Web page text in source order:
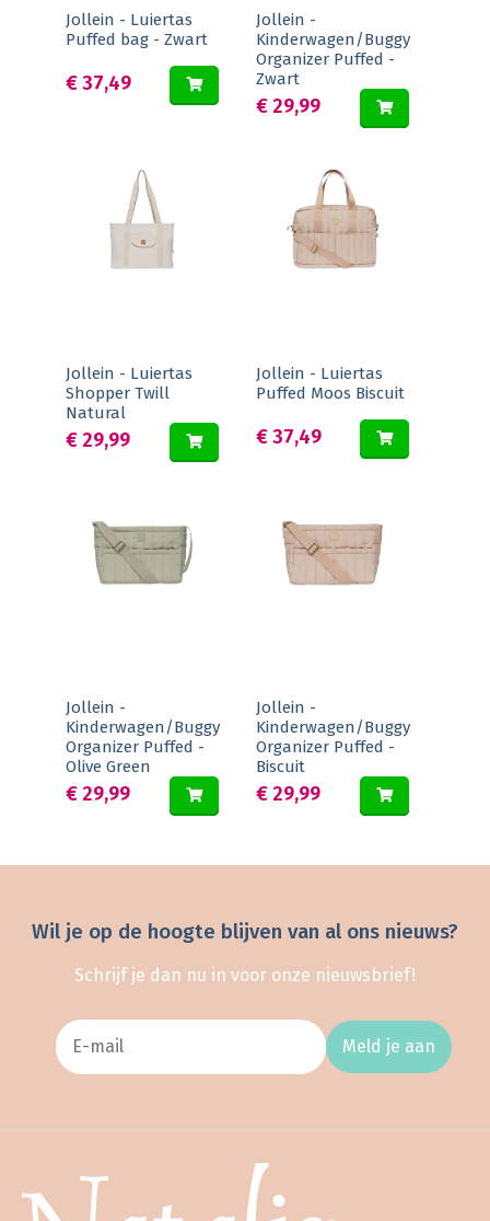
Jollein - Luiertas
Puffed bag - Zwart
€ 37,49
Jollein -
Kinderwagen/Buggy
Organizer Puffed -
Zwart
€ 29,99
Jollein - Luiertas
Shopper Twill
Natural
€ 29,99
Jollein - Luiertas
Puffed Moos Biscuit
€ 37,49
Jollein -
Kinderwagen/Buggy
Organizer Puffed -
Olive Green
€ 29,99
Jollein -
Kinderwagen/Buggy
Organizer Puffed -
Biscuit
€ 29,99
Wil je op de hoogte blijven van al ons nieuws?
Schrijf je dan nu in voor onze nieuwsbrief!
Meld je aan